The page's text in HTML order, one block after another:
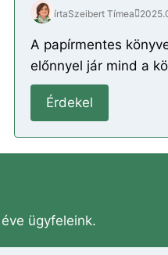
írtaSzeibert Tímea
A papírmentes
előnnyel jár mind a
Érdekel
ügyfeleink.